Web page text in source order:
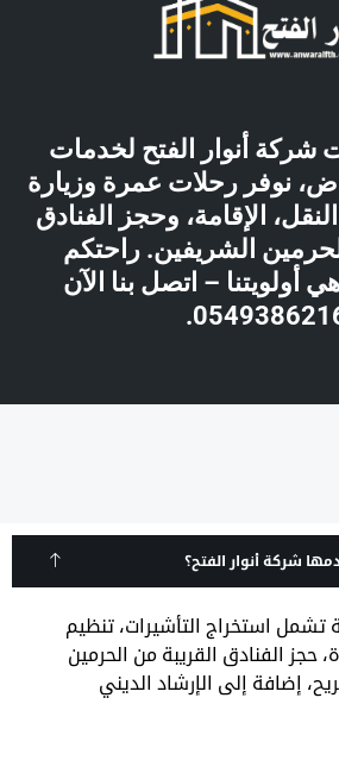
أنوار الفتح لخدمات
نوفر رحلات عمرة وزيارة
الإقامة، وحجز الفنادق
الشريفين. راحتكم
أولويتنا – اتصل بنا الآن
شركة أنوار الفتح؟
تشمل استخراج التأشيرات، تنظيم
حجز الفنادق القريبة من الحرمين
إضافة إلى الإرشاد الديني